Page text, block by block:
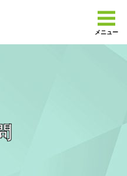
メニュー